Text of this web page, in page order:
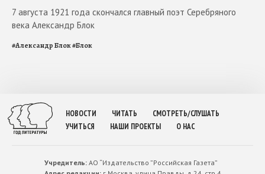
7 августа 1921 года скончался главный поэт Серебряного
века Александр Блок
#Александр Блок#Блок
НОВОСТИ ЧИТАТЬ
СМОТРЕТЬ/СЛУШАТЬ
УЧИТЬСЯ
НАШИ ПРОЕКТЫ О НАС
Учредитель:АО “Издательство ”Российская Газета”